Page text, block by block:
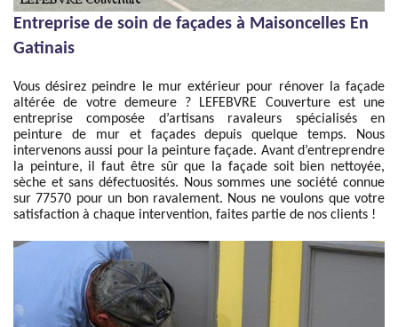
Entreprise de soin de façades à Maisoncelles En
Gatinais
Vous désirez peindre le mur extérieur pour rénover la façade
altérée de votre demeure ? LEFEBVRE Couverture est une
entreprise composée d’artisans ravaleurs spécialisés en
peinture de mur et façades depuis quelque temps. Nous
intervenons aussi pour la peinture façade. Avant d’entreprendre
la peinture, il faut être sûr que la façade soit bien nettoyée,
sèche et sans défectuosités. Nous sommes une société connue
sur 77570 pour un bon ravalement. Nous ne voulons que votre
satisfaction à chaque intervention, faites partie de nos clients !